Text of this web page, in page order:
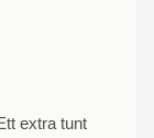
extra tunt